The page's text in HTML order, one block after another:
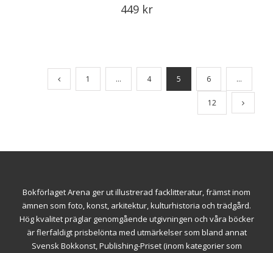
449 kr
1 … 4 5 6 …
12
Bokförlaget Arena ger ut illustrerad facklitteratur, främst inom
ämnen som foto, konst, arkitektur, kulturhistoria och trädgård.
Hög kvalitet präglar genomgående utgivningen och våra böcker
är flerfaldigt prisbelönta med utmärkelser som bland annat
Svensk Bokkonst, Publishing-Priset (inom kategorier som